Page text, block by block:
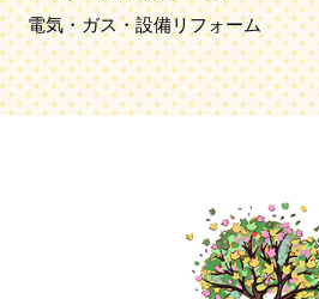
電気・ガス・設備リフォーム